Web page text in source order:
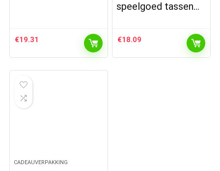
€19.31
speelgoed tassen…
€18.09
CADEAUVERPAKKING